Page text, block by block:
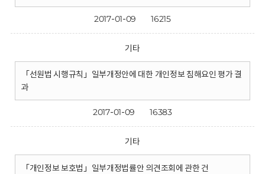
2017-01-09 16215
기타
「선원법 시행규칙」일부개정안에 대한 개인정보 침해요인 평가 결
과
2017-01-09 16383
기타
「개인정보 보호법」일부개정법률안 의견조회에 관한 건